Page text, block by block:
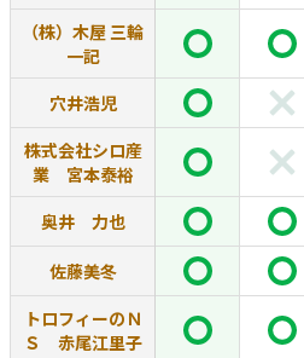
（株）木屋 三輪
一記
穴井浩児
株式会社シロ産
業 宮本泰裕
奥井 力也
佐藤美冬
トロフィーのＮ
Ｓ 赤尾江里子